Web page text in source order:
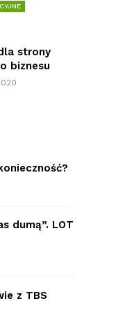
strony
biznesu
dumą”. LOT
z TBS